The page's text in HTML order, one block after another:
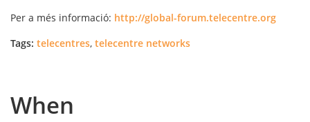
Per a més informació: http://global-forum.telecentre.org
Tags: telecentres, telecentre networks
When